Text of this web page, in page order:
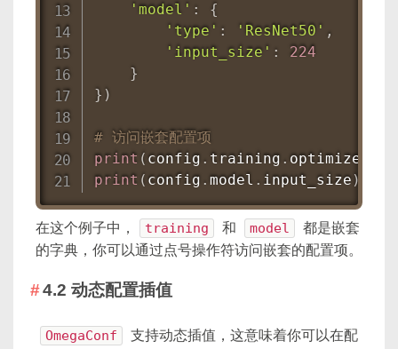
'model' :
{
'type' : 'ResNet50' ,
'input_size' :
224
}
} )
# 访问嵌套配置项
print ( config . training . optimizer
print ( config . model . input_size )
在这个例子中， training 和 model
都是嵌套
的字典，你可以通过点号操作符访问嵌套的配置项。
4.2 动态配置插值
OmegaConf
支持动态插值，这意味着你可以在配